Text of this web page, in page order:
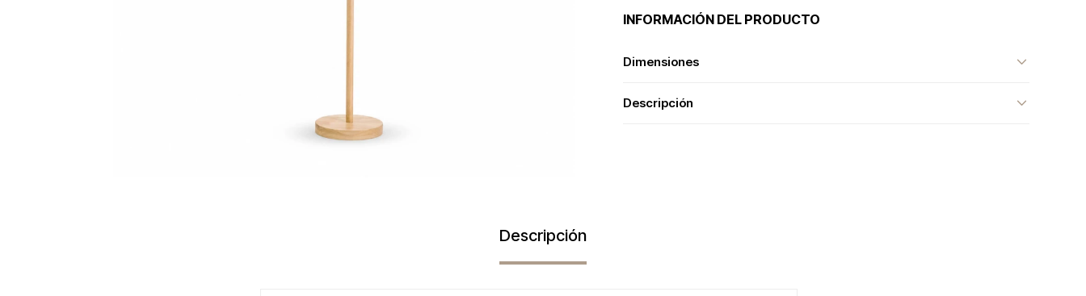
INFORMACIÓN DEL PRODUCTO
Dimensiones
Descripción
Descripción